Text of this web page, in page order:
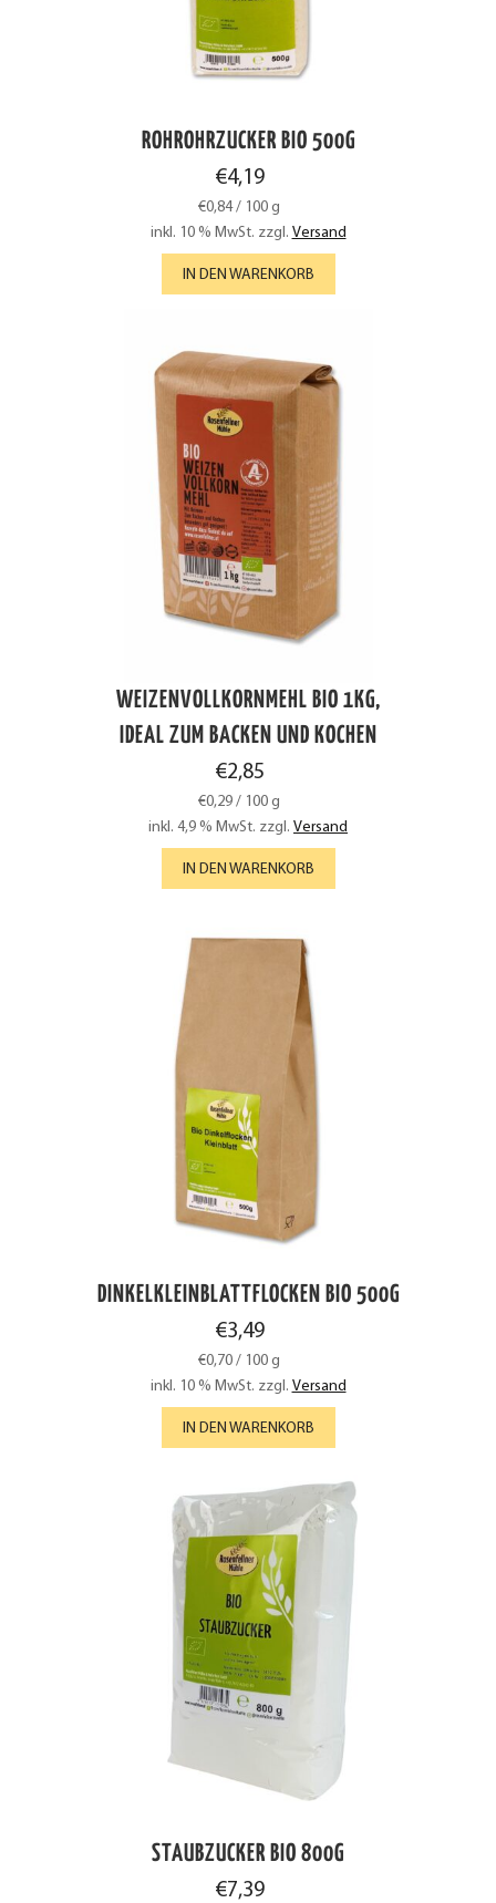
ROHROHRZUCKER BIO 500G
€4,19
€0,84/ 100 g
inkl. 10 % MwSt. zzgl. Versand
IN DEN WARENKORB
WEIZENVOLLKORNMEHL BIO 1KG,
IDEAL ZUM BACKEN UND KOCHEN
€2,85
€0,29 / 100 g
inkl. 4,9 % MwSt. zzgl. Versand
IN DEN WARENKORB
DINKELKLEINBLATTFLOCKEN BIO 500G
€3,49
€0,70 / 100 g
inkl. 10 % MwSt. zzgl. Versand
IN DEN WARENKORB
STAUBZUCKER BIO 800G
€7,39